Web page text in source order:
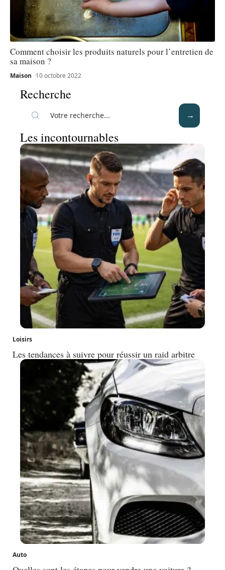
Comment choisir les produits naturels pour l’entretien de
sa maison ?
Maison 10 octobre 2022
Recherche
Les incontournables
Loisirs
Les tendances à suivre pour réussir un raid arbitre
Auto